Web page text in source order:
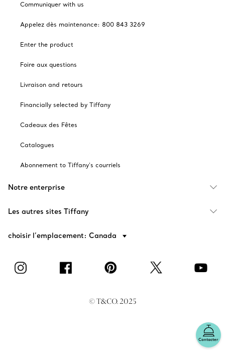
Contacter
Communiquer with us
Appelez dès maintenance: 800 843 3269
Enter the product
Foire aux questions
Livraison and retours
Financially selected by Tiffany
Cadeaux des Fêtes
Catalogues
Abonnement to Tiffany's courriels
Notre enterprise
Les autres sites Tiffany
choisir l’emplacement: Canada
© T&CO. 2025